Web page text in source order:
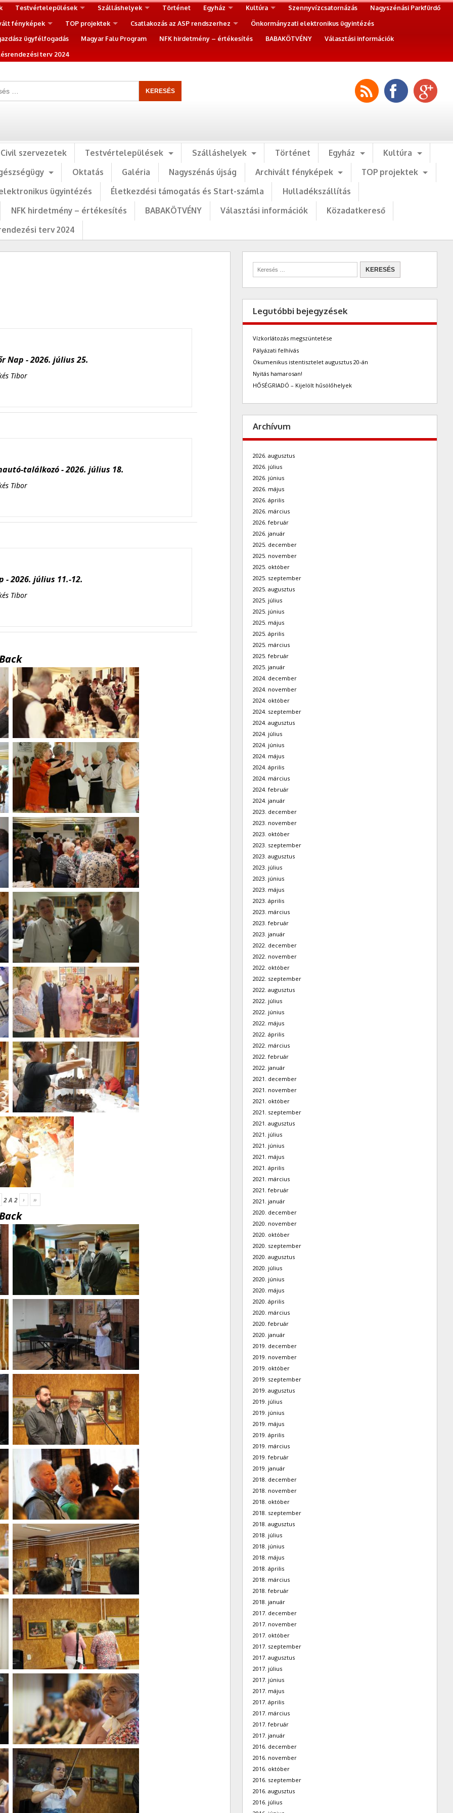
Testvértelepülések Szálláshelyek Történet Egyház Kultúra Szennyvízcsatornázás
Nagyszénási Parkfürdő
fényképek
TOP projektek Csatlakozás az ASP rendszerhez
Önkormányzati elektronikus ügyintézés
ügyfélfogadás
Magyar Falu Program NFK hirdetmény – értékesítés BABAKÖTVÉNY
Választási információk
terv 2024
Civil szervezetek Testvértelepülések Szálláshelyek Történet Egyház
Kultúra
Oktatás Galéria Nagyszénás újság Archivált fényképek
TOP projektek
ügyintézés
Életkezdési támogatás és Start-számla
Hulladékszállítás
NFK hirdetmény – értékesítés
BABAKÖTVÉNY Választási információk
Közadatkereső
terv 2024
Nap - 2026. július 25.
Tibor
találkozó - 2026. július 18.
Tibor
- 2026. július 11.-12.
Tibor
2A2 › »
Legutóbbi bejegyzések
Vízkorlátozás megszüntetése
Pályázati felhívás
Ökumenikus istentisztelet augusztus 20-án
Nyitás hamarosan!
HŐSÉGRIADÓ – Kijelölt hűsölőhelyek
Archívum
2026. augusztus
2026. július
2026. június
2026. május
2026. április
2026. március
2026. február
2026. január
2025. december
2025. november
2025. október
2025. szeptember
2025. augusztus
2025. július
2025. június
2025. május
2025. április
2025. március
2025. február
2025. január
2024. december
2024. november
2024. október
2024. szeptember
2024. augusztus
2024. július
2024. június
2024. május
2024. április
2024. március
2024. február
2024. január
2023. december
2023. november
2023. október
2023. szeptember
2023. augusztus
2023. július
2023. június
2023. május
2023. április
2023. március
2023. február
2023. január
2022. december
2022. november
2022. október
2022. szeptember
2022. augusztus
2022. július
2022. június
2022. május
2022. április
2022. március
2022. február
2022. január
2021. december
2021. november
2021. október
2021. szeptember
2021. augusztus
2021. július
2021. június
2021. május
2021. április
2021. március
2021. február
2021. január
2020. december
2020. november
2020. október
2020. szeptember
2020. augusztus
2020. július
2020. június
2020. május
2020. április
2020. március
2020. február
2020. január
2019. december
2019. november
2019. október
2019. szeptember
2019. augusztus
2019. július
2019. június
2019. május
2019. április
2019. március
2019. február
2019. január
2018. december
2018. november
2018. október
2018. szeptember
2018. augusztus
2018. július
2018. június
2018. május
2018. április
2018. március
2018. február
2018. január
2017. december
2017. november
2017. október
2017. szeptember
2017. augusztus
2017. július
2017. június
2017. május
2017. április
2017. március
2017. február
2017. január
2016. december
2016. november
2016. október
2016. szeptember
2016. augusztus
2016. július